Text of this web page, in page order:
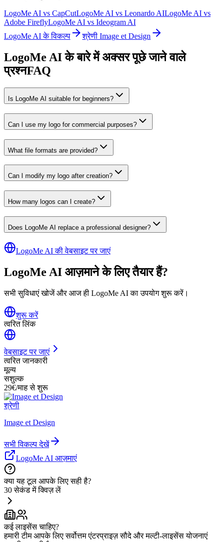
LogoMe AI vs CapCutLogoMe AI vs Leonardo AILogoMe AI vs
Adobe FireflyLogoMe AI vs Ideogram AI
LogoMe AI के विकल्प
श्रेणी Image et Design
LogoMe AI के बारे में अक्सर पूछे जाने वाले
प्रश्नFAQ
Is LogoMe AI suitable for beginners?
Can I use my logo for commercial purposes?
What file formats are provided?
Can I modify my logo after creation?
How many logos can I create?
Does LogoMe AI replace a professional designer?
LogoMe AI की वेबसाइट पर जाएं
LogoMe AI आज़माने के लिए तैयार हैं?
सभी सुविधाएं खोजें और आज ही LogoMe AI का उपयोग शुरू करें।
शुरू करें
त्वरित लिंक
वेबसाइट पर जाएं
त्वरित जानकारी
मूल्य
सशुल्क
29€/माह से शुरू
श्रेणी
Image et Design
सभी विकल्प देखें
LogoMe AI आज़माएं
क्या यह टूल आपके लिए सही है?
30 सेकंड में क्विज़ लें
कई लाइसेंस चाहिए?
हमारी टीम आपके लिए सर्वोत्तम एंटरप्राइज़ सौदे और मल्टी-लाइसेंस योजनाएं